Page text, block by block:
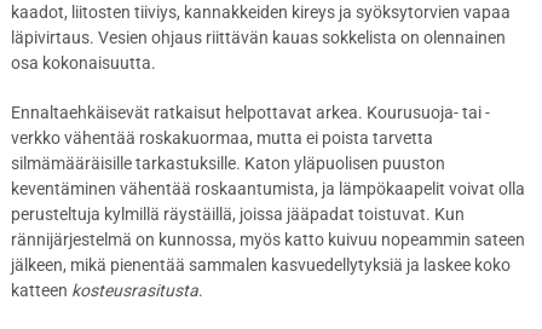
kaadot, liitosten tiiviys, kannakkeiden kireys ja syöksytorvien vapaa
läpivirtaus. Vesien ohjaus riittävän kauas sokkelista on olennainen
osa kokonaisuutta.
Ennaltaehkäisevät ratkaisut helpottavat arkea. Kourusuoja- tai -
verkko vähentää roskakuormaa, mutta ei poista tarvetta
silmämääräisille tarkastuksille. Katon yläpuolisen puuston
keventäminen vähentää roskaantumista, ja lämpökaapelit voivat olla
perusteltuja kylmillä räystäillä, joissa jääpadat toistuvat. Kun
rännijärjestelmä on kunnossa, myös katto kuivuu nopeammin sateen
jälkeen, mikä pienentää sammalen kasvuedellytyksiä ja laskee koko
katteen kosteusrasitusta.